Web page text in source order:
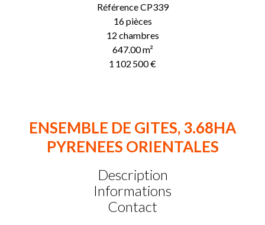
RéférenceCP339
16 pièces
12 chambres
647.00m²
1 102 500 €
ENSEMBLE DE GITES, 3.68HA
PYRENEES ORIENTALES
Description
Informations
Contact